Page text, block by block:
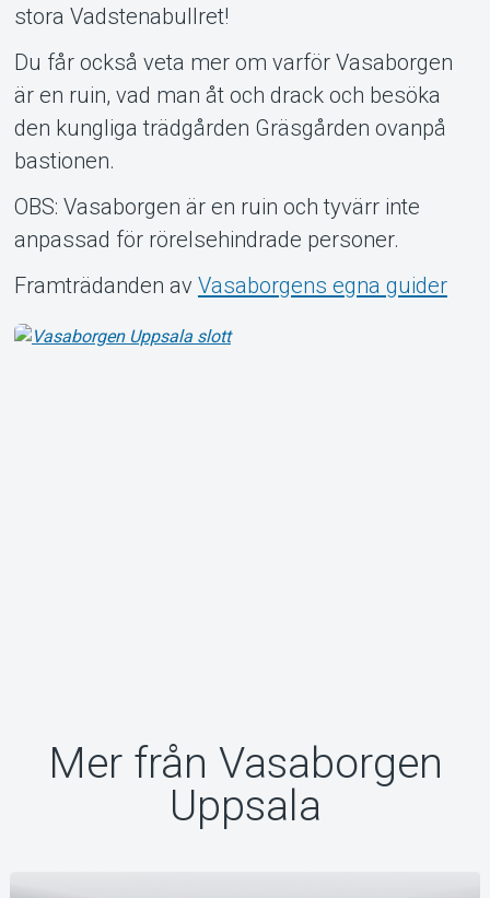
stora Vadstenabullret!
Du får också veta mer om varför Vasaborgen
är en ruin, vad man åt och drack och besöka
den kungliga trädgården Gräsgården ovanpå
bastionen.
OBS: Vasaborgen är en ruin och tyvärr inte
anpassad för rörelsehindrade personer.
Framträdanden av Vasaborgens egna guider
Mer från Vasaborgen
Uppsala